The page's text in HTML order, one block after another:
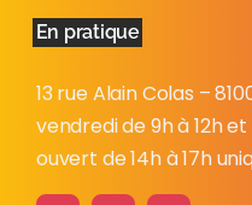
En pratique
13 rue Alain Colas –
vendredi de 9h à 12h et
ouvert de 14h à 17h